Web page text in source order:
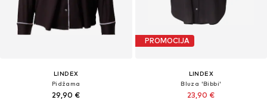
LINDEX
Pidžama
29,90 €
PROMOCIJA
LINDEX
Bluza 'Bibbi'
23,90 €